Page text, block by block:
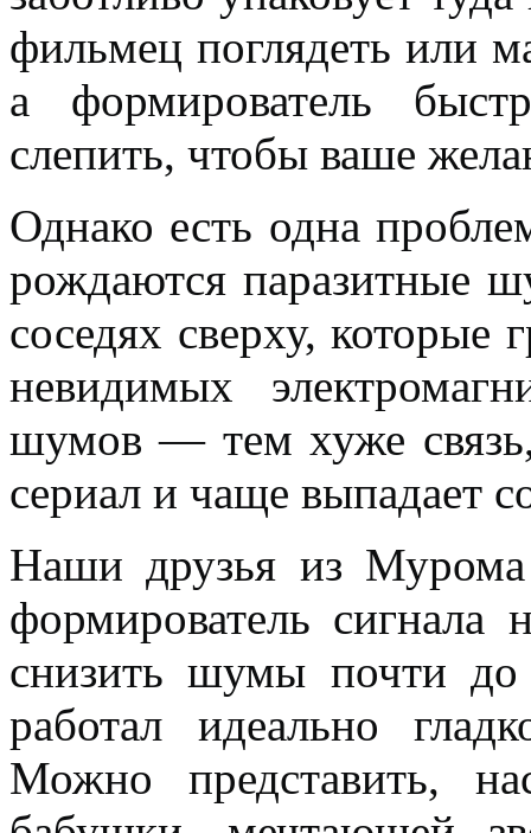
фильмец поглядеть или
а формирователь
слепить, чтобы ваше
Однако есть одна
рождаются паразитные
соседях сверху, которые
невидимых
шумов — тем хуже
сериал и чаще выпадает
Наши друзья из Мурома
формирователь сигнала
снизить шумы почти до
работал идеально
Можно представить,